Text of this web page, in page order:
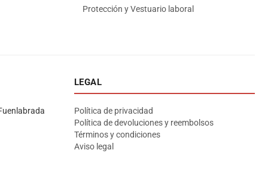
Protección y Vestuario laboral
LEGAL
Política de privacidad
Política de devoluciones y reembolsos
Términos y condiciones
Aviso legal
Asesor El Arroyo
En línea · responde en segundos
WhatsApp